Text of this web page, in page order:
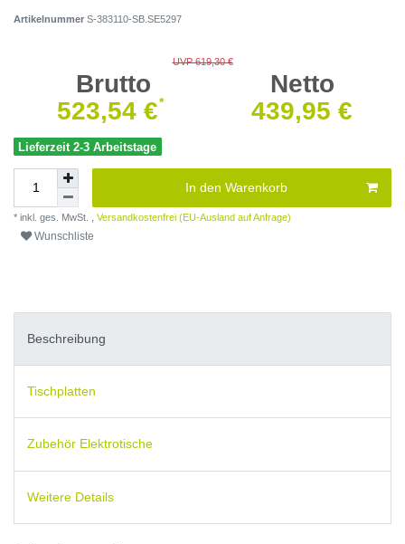
Artikelnummer S-383110-SB.SE5297
UVP 619,30 €
Brutto
Netto
523,54 €
* 439,95 €
Lieferzeit 2-3 Arbeitstage
In den Warenkorb
* inkl. ges. MwSt. , Versandkostenfrei (EU-Ausland auf Anfrage)
Wunschliste
Beschreibung
Tischplatten
Zubehör Elektrotische
Weitere Details